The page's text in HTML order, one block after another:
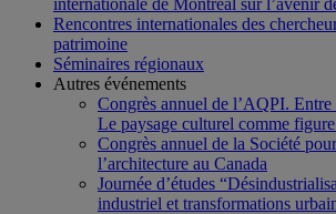
Rencontres internationales des
patrimoine
Séminaires régionaux
Autres événements
Congrès annuel de l’AQPI. Entre
Le paysage culturel comme
Congrès annuel de la Société
l’architecture au Canada
Journée d’études
industriel et transformations